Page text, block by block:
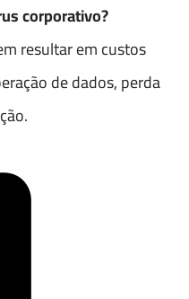
corporativo?
resultar em custos
de dados, perda